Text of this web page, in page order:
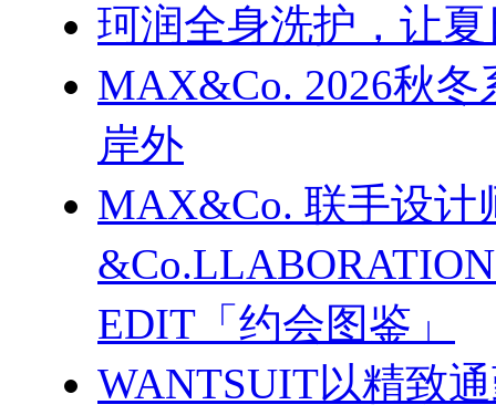
珂润全身洗护，让
MAX&Co. 2026秋
岸外
MAX&Co. 联手设计
EDIT「约会图鉴」
WANTSUIT以精致